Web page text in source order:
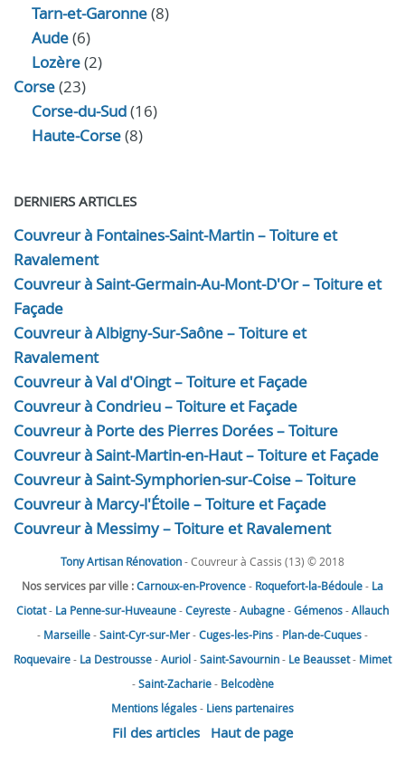
Tarn-et-Garonne(8)
Aude(6)
Lozère(2)
Corse(23)
Corse-du-Sud(16)
Haute-Corse(8)
DERNIERS ARTICLES
Couvreur à Fontaines-Saint-Martin – Toiture et
Ravalement
Couvreur à Saint-Germain-Au-Mont-D'Or – Toiture et
Façade
Couvreur à Albigny-Sur-Saône – Toiture et
Ravalement
Couvreur à Val d'Oingt – Toiture et Façade
Couvreur à Condrieu – Toiture et Façade
Couvreur à Porte des Pierres Dorées – Toiture
Couvreur à Saint-Martin-en-Haut – Toiture et Façade
Couvreur à Saint-Symphorien-sur-Coise – Toiture
Couvreur à Marcy-l'Étoile – Toiture et Façade
Couvreur à Messimy – Toiture et Ravalement
Tony Artisan Rénovation- Couvreur à Cassis (13) © 2018
Nos services par ville :Carnoux-en-Provence- Roquefort-la-Bédoule- La
Ciotat- La Penne-sur-Huveaune-Ceyreste-Aubagne-Gémenos-Allauch
- Marseille-Saint-Cyr-sur-Mer-Cuges-les-Pins- Plan-de-Cuques-
Roquevaire- La Destrousse-Auriol-Saint-Savournin- Le Beausset- Mimet
-Saint-Zacharie- Belcodène
Mentions légales- Liens partenaires
Fil des articles Haut de page